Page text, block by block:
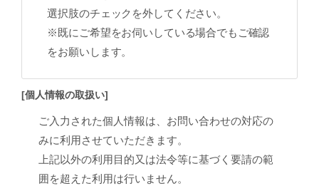
選択肢のチェックを外してください。
※既にご希望をお伺いしている場合でもご確認
をお願いします。
[個人情報の取扱い]
ご入力された個人情報は、お問い合わせの対応の
みに利用させていただきます。
上記以外の利用目的又は法令等に基づく要請の範
囲を超えた利用は行いません。